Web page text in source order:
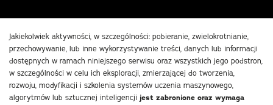
Jakiekolwiek aktywności, w szczególności: pobieranie, zwielokrotnianie,
przechowywanie, lub inne wykorzystywanie treści, danych lub informacji
dostępnych w ramach niniejszego serwisu oraz wszystkich jego podstron,
w szczególności w celu ich eksploracji, zmierzającej do tworzenia,
rozwoju, modyfikacji i szkolenia systemów uczenia maszynowego,
algorytmów lub sztucznej inteligencji jest zabronione oraz wymaga